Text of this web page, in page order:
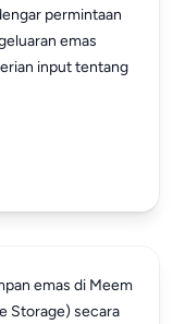
permintaan
emas
input tentang
emas di Meem
Storage) secara